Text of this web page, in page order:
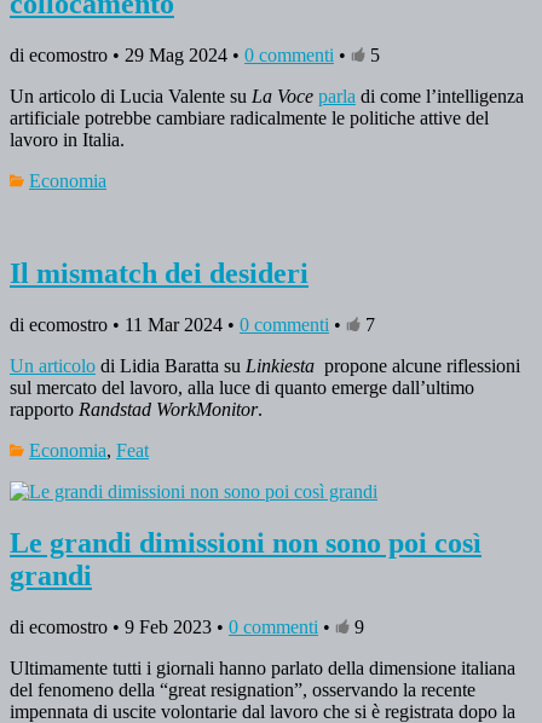
di ecomostro • 29 Mag 2024 • 0 commenti •
5
Un articolo di Lucia Valente su La Voce parla di come l’intelligenza
artificiale potrebbe cambiare radicalmente le politiche attive del
lavoro in Italia.
Economia
Il mismatch dei desideri
di ecomostro • 11 Mar 2024 • 0 commenti •
7
Un articolo di Lidia Baratta su Linkiesta propone alcune riflessioni
sul mercato del lavoro, alla luce di quanto emerge dall’ultimo
rapporto Randstad WorkMonitor.
Economia, Feat
Le grandi dimissioni non sono poi così
grandi
di ecomostro • 9 Feb 2023 • 0 commenti •
9
Ultimamente tutti i giornali hanno parlato della dimensione italiana
del fenomeno della “great resignation”, osservando la recente
impennata di uscite volontarie dal lavoro che si è registrata dopo la